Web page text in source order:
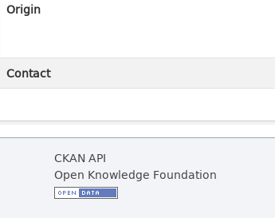
Origin
Contact
CKAN API
Open Knowledge Foundation